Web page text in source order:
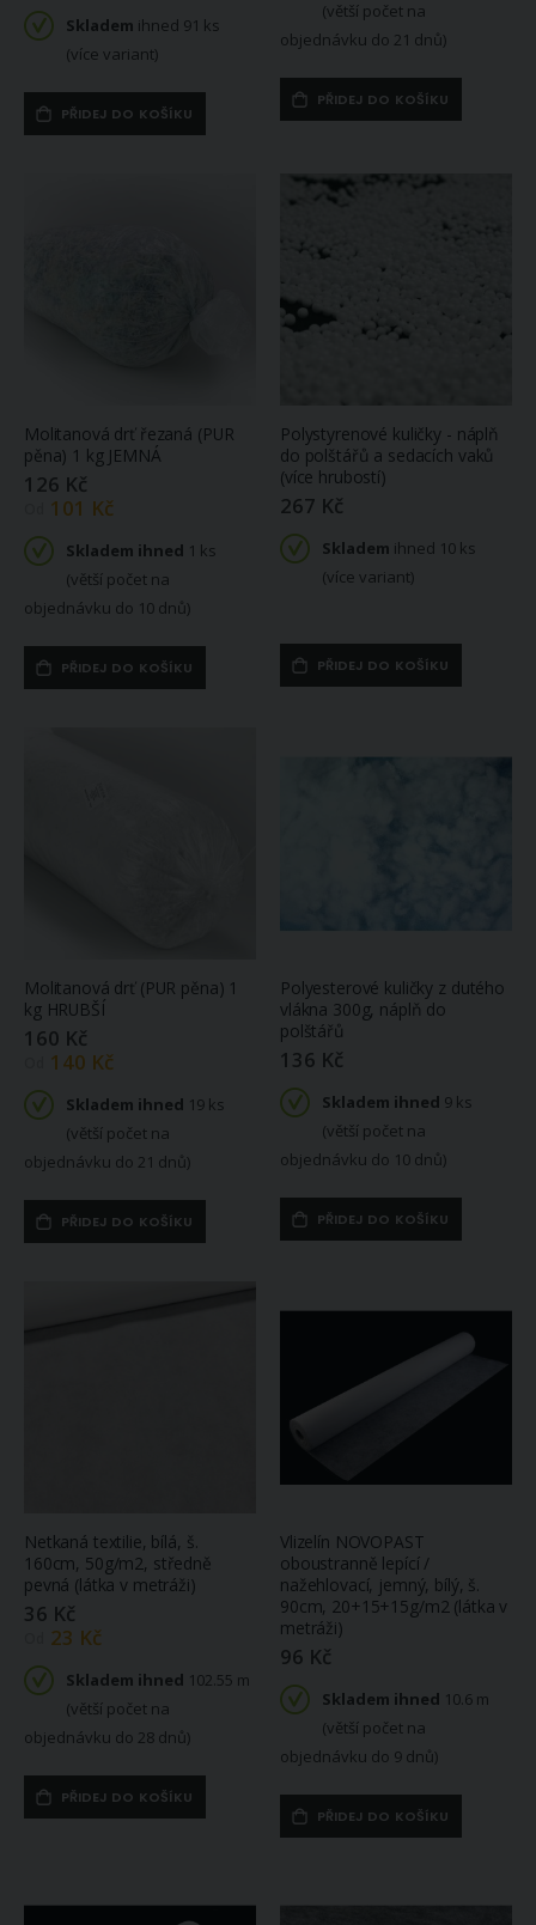
Skladem ihned 91 ks
(více variant)
PŘIDEJ DO KOŠÍKU
(větší počet na
objednávku do 21 dnů)
PŘIDEJ DO KOŠÍKU
Molitanová drť řezaná (PUR
pěna) 1 kg JEMNÁ
126 Kč
101 Kč
Skladem ihned 1 ks
(větší počet na
objednávku do 10 dnů)
PŘIDEJ DO KOŠÍKU
Polystyrenové kuličky - náplň
do polštářů a sedacích vaků
(více hrubostí)
267 Kč
Skladem ihned 10 ks
(více variant)
PŘIDEJ DO KOŠÍKU
Molitanová drť (PUR pěna) 1
kg HRUBŠÍ
160 Kč
140 Kč
Skladem ihned 19 ks
(větší počet na
objednávku do 21 dnů)
PŘIDEJ DO KOŠÍKU
Polyesterové kuličky z dutého
vlákna 300g, náplň do
polštářů
136 Kč
Skladem ihned 9 ks
(větší počet na
objednávku do 10 dnů)
PŘIDEJ DO KOŠÍKU
Netkaná textilie, bílá, š.
160cm, 50g/m2, středně
pevná (látka v metráži)
36 Kč
23 Kč
Skladem ihned 102.55 m
(větší počet na
objednávku do 28 dnů)
PŘIDEJ DO KOŠÍKU
Vlizelín NOVOPAST
oboustranně lepící /
nažehlovací, jemný, bílý, š.
90cm, 20+15+15g/m2 (látka v
metráži)
96 Kč
Skladem ihned 10.6 m
(větší počet na
objednávku do 9 dnů)
PŘIDEJ DO KOŠÍKU